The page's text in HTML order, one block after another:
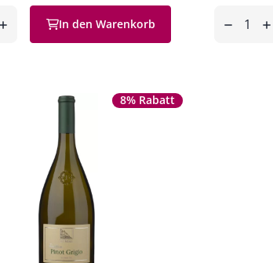
In den Warenkorb
8% Rabatt